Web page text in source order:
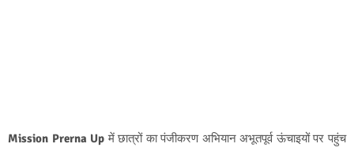
Mission Prerna Upमें छात्रों का पंजीकरण अभियान अभूतपूर्व ऊंचाइयों पर पहुंच